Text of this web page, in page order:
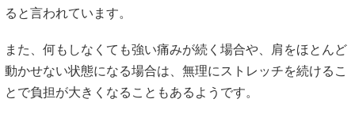
ると言われています。
また、何もしなくても強い痛みが続く場合や、肩をほとんど
動かせない状態になる場合は、無理にストレッチを続けるこ
とで負担が大きくなることもあるようです。